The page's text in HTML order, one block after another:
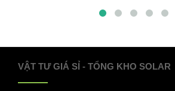
VẬT TƯ GIÁ SỈ - TỔNG KHO SOLAR